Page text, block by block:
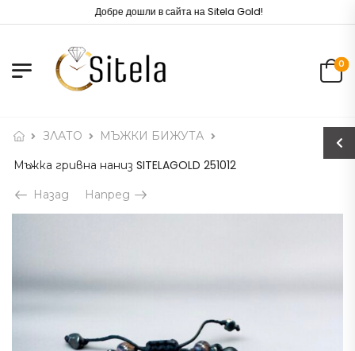
Добре дошли в сайта на Sitela Gold!
0
ЗЛАТО
МЪЖКИ БИЖУТА
Мъжка гривна наниз SITELAGOLD 251012
Назад Напред